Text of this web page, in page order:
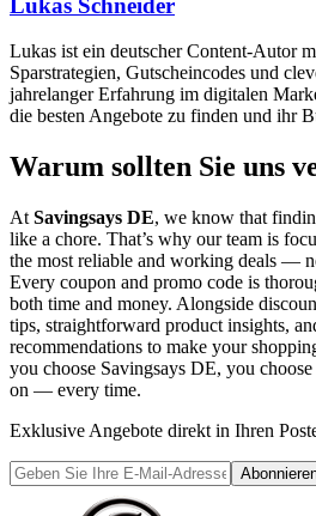
Lukas ist ein deutscher Content-Autor
Sparstrategien, Gutscheincodes und
jahrelanger Erfahrung im digitalen
die besten Angebote zu finden und ihr
Warum sollten Sie uns
At Savingsays DE, we know that
like a chore. That’s why our team is
the most reliable and working deals —
Every coupon and promo code is
both time and money. Alongside
tips, straightforward product insights,
recommendations to make your
you choose Savingsays DE, you
on — every time.
Exklusive Angebote direkt in Ihren